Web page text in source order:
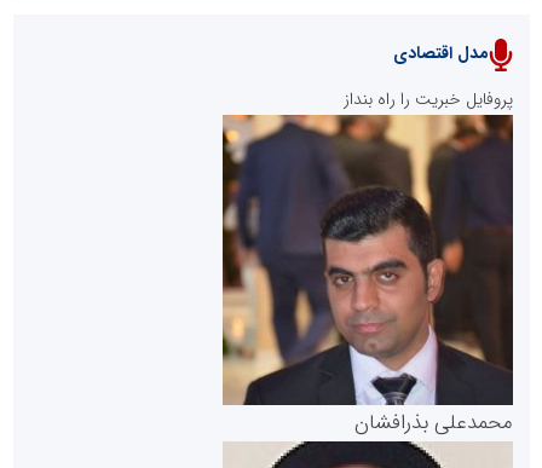
پایگاه خبری نهضت ملی مسکن
پایگاه خبری گفتمان یزد
سازمان بورس و اوراق بهادار
مرجع اخبار موثق در بازارسرمایه
مدل اقتصادی
پروفایل خبریت را راه بنداز
محمدعلی بذرافشان